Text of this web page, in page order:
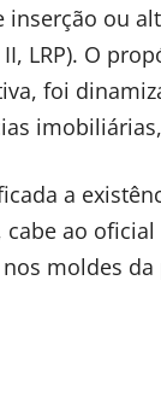
inserção ou
LRP). O
foi
a
ao
moldes